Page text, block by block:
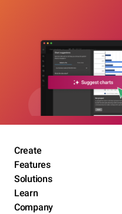
Create
Features
Solutions
Learn
Company